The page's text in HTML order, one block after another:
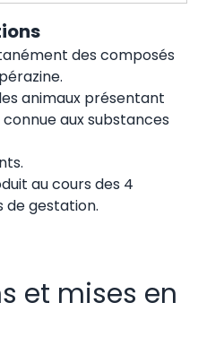
des composés
animaux présentant
aux substances
au cours des 4
de gestation.
et mises en